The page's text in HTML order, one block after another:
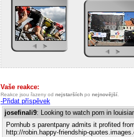
Vaše reakce:
Reakce jsou řazeny od nejstarších po nejnovější.
-Přidat příspěvek
josefinali9: Looking to watch porn in
Pornhub s parentpany admits it profited
http://robin.happy-friendship-